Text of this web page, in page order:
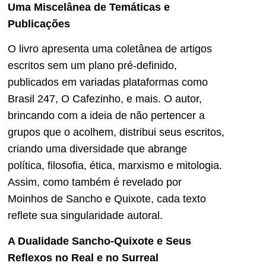
Uma Miscelânea de Temáticas e
Publicações
O livro apresenta uma coletânea de artigos
escritos sem um plano pré-definido,
publicados em variadas plataformas como
Brasil 247, O Cafezinho, e mais. O autor,
brincando com a ideia de não pertencer a
grupos que o acolhem, distribui seus escritos,
criando uma diversidade que abrange
política, filosofia, ética, marxismo e mitologia.
Assim, como também é revelado por
Moinhos de Sancho e Quixote, cada texto
reflete sua singularidade autoral.
A Dualidade Sancho-Quixote e Seus
Reflexos no Real e no Surreal